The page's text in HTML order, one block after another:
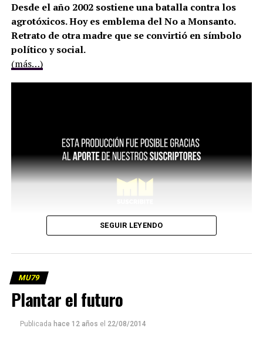
Desde el año 2002 sostiene una batalla contra los
agrotóxicos. Hoy es emblema del No a Monsanto.
Retrato de otra madre que se convirtió en símbolo
político y social.
(más…)
SEGUIR LEYENDO
MU79
Plantar el futuro
Publicada hace 12 años el 22/08/2014